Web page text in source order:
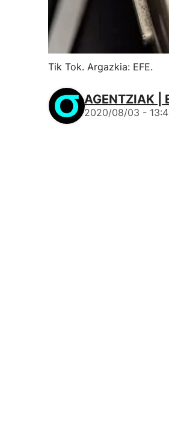
Tik Tok. Argazkia: EFE.
AGENTZIAK |
2020/08/03 -